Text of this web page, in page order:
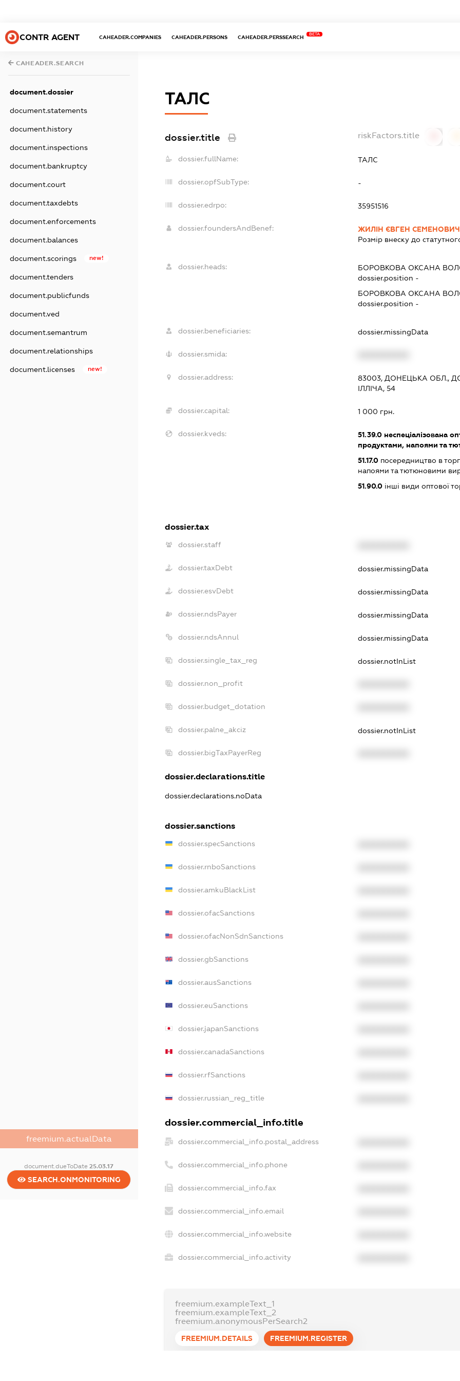
CONTR AGENT CAHEADER.COMPANIES CAHEADER.PERSONS CAHEADER.PERSSEARCH
BETA
CAHEADER.SEARCH
document.dossier
document.statements
document.history
document.inspections
document.bankruptcy
document.court
document.taxdebts
document.enforcements
document.balances
document.scorings new!
document.tenders
document.publicfunds
document.ved
document.semantrum
document.relationships
document.licenses new!
freemium.actualData
document.dueToDate25.03.17
SEARCH.ONMONITORING
ТАЛС
dossier.title riskFactors.title
dossier.fullName: ТАЛС
dossier.opfSubType: -
dossier.edrpo: 35951516
dossier.foundersAndBenef:
ЖИЛІН ЄВГЕН СЕМЕНОВИЧ
Розмір внеску до
dossier.heads: БОРОВКОВА ОКСАНА
dossier.position -
БОРОВКОВА ОКСАНА
dossier.position -
dossier.beneficiaries: dossier.missingData
dossier.smida:
dossier.address:
83003, ДОНЕЦЬКА ОБЛ.,
ІЛЛІЧА, 54
dossier.capital: 1 000 грн.
dossier.kveds: 51.39.0 неспеціалізована
продуктами, напоями та
51.17.0 посередництво в
напоями та тютюновими
51.90.0 інші види оптової
dossier.tax
dossier.staff
dossier.taxDebt dossier.missingData
dossier.esvDebt dossier.missingData
dossier.ndsPayer dossier.missingData
dossier.ndsAnnul dossier.missingData
dossier.single_tax_reg dossier.notInList
dossier.non_profit
dossier.budget_dotation
dossier.palne_akciz dossier.notInList
dossier.bigTaxPayerReg
dossier.declarations.title
dossier.declarations.noData
dossier.sanctions
dossier.specSanctions
dossier.rnboSanctions
dossier.amkuBlackList
dossier.ofacSanctions
dossier.ofacNonSdnSanctions
dossier.gbSanctions
dossier.ausSanctions
dossier.euSanctions
dossier.japanSanctions
dossier.canadaSanctions
dossier.rfSanctions
dossier.russian_reg_title
dossier.commercial_info.title
dossier.commercial_info.postal_address
dossier.commercial_info.phone
dossier.commercial_info.fax
dossier.commercial_info.email
dossier.commercial_info.website
dossier.commercial_info.activity
freemium.exampleText_1
freemium.exampleText_2
freemium.anonymousPerSearch2
FREEMIUM.DETAILS FREEMIUM.REGISTER